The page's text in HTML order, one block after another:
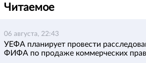
Читаемое
06 августа, 22:43
УЕФА планирует провести
ФИФА по продаже коммерческих